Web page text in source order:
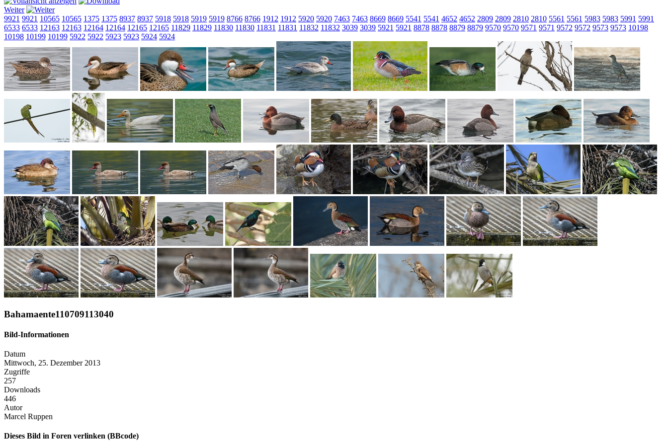
Weiter
9921 9921 10565 10565 1375 1375 8937 8937 5918 5918 5919 5919 8766 8766 1912 1912 5920 5920 7463 7463 8669 8669 5541 5541 4652 4652 2809 2809 2810 2810 5561 5561 5983 5983 5991 5991
6533 6533 12163 12163 12164 12164 12165 12165 11829 11829 11830 11830 11831 11831 11832 11832 3039 3039 5921 5921 8878 8878 8879 8879 9570 9570 9571 9571 9572 9572 9573 9573 10198
10198 10199 10199 5922 5922 5923 5923 5924 5924
Bahamaente110709113040
Bild-Informationen
Datum
Mittwoch, 25. Dezember 2013
Zugriffe
257
Downloads
446
Autor
Marcel Ruppen
Dieses Bild in Foren verlinken (BBcode)